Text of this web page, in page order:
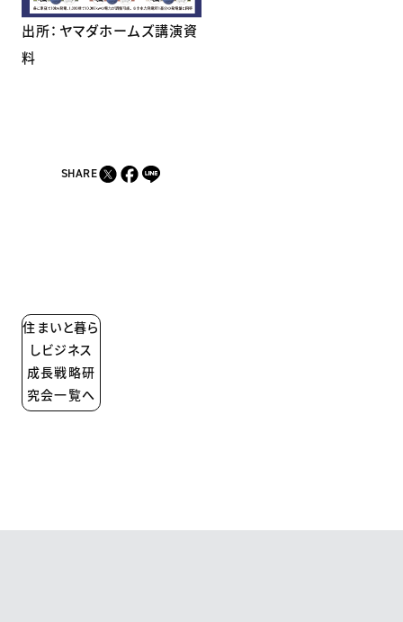
出所：ヤマダホームズ講演資
料
SHARE
住まいと暮ら
しビジネス
成長戦略研
究会一覧へ